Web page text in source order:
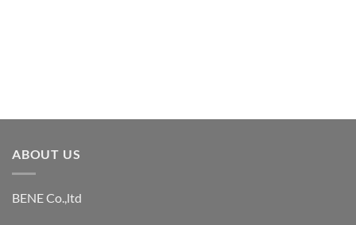
ABOUT US
BENE Co.,ltd